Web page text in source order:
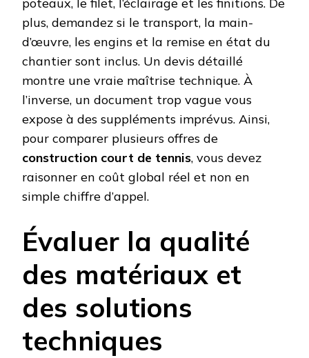
plus, demandez si le transport, la main-
d’œuvre, les engins et la remise en état du
chantier sont inclus. Un devis détaillé
montre une vraie maîtrise technique. À
l’inverse, un document trop vague vous
expose à des suppléments imprévus. Ainsi,
pour comparer plusieurs offres de
construction court de tennis, vous devez
raisonner en coût global réel et non en
simple chiffre d’appel.
Évaluer la qualité
des matériaux et
des solutions
techniques